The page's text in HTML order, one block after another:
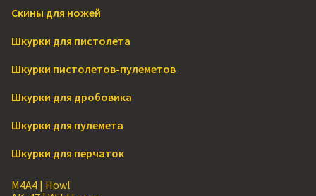
Скины для ножей
Шкурки для пистолета
Шкурки пистолетов-пулеметов
Шкурки для дробовика
Шкурки для пулемета
Шкурки для перчаток
M4A4 | Howl